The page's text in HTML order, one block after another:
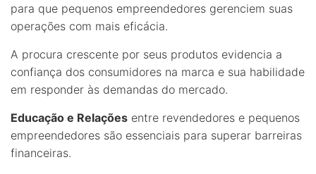
para que pequenos empreendedores gerenciem suas
operações com mais eficácia.
A procura crescente por seus produtos evidencia a
confiança dos consumidores na marca e sua habilidade
em responder às demandas do mercado.
Educação e Relações entre revendedores e pequenos
empreendedores são essenciais para superar barreiras
financeiras.